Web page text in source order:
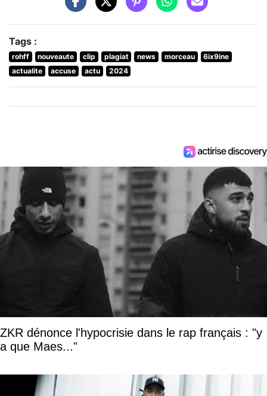
Tags :
rohff nouveaute clip plagiat news morceau
6ix9ine
actualite
accuse actu 2024
ZKR dénonce l'hypocrisie dans le rap français : "y
a que Maes..."